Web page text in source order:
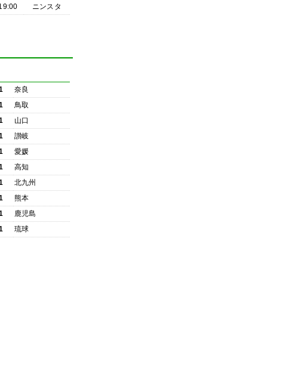
ニンスタ
奈良
鳥取
山口
讃岐
愛媛
高知
北九州
熊本
鹿児島
琉球